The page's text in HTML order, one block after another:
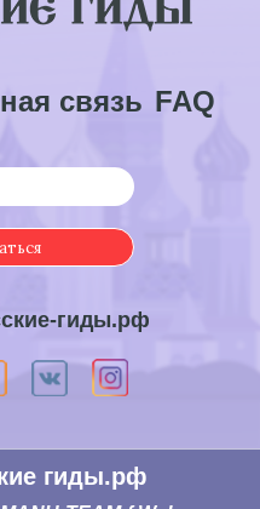
связь FAQ
гиды.рф
гиды.рф